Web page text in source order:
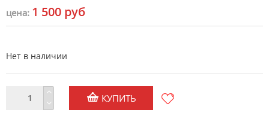
цена: 1 500 руб
Нет в наличии
КУПИТЬ